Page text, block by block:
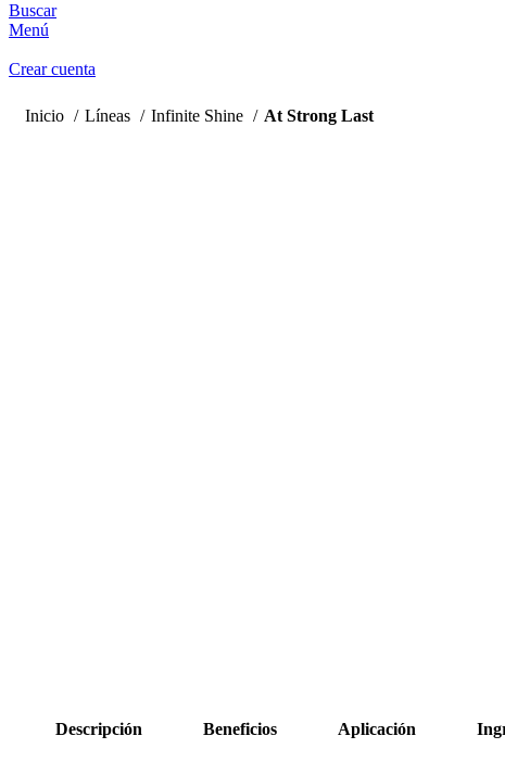
Buscar
Menú
Crear cuenta
Inicio Líneas Infinite Shine At Strong Last
Descripción Beneficios Aplicación